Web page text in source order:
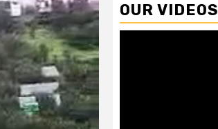
OUR VIDEOS